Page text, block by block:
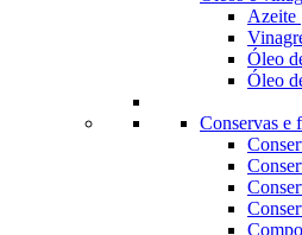
Azeite
Óleo
Óleo
Conservas e